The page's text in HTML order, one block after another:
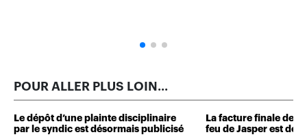
POUR ALLER PLUS LOIN...
Le dépôt d’une plainte disciplinaire
par le syndic est désormais publicisé
La facture finale des
feu de Jasper est